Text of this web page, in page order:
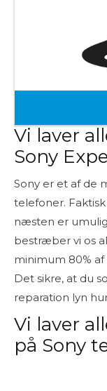
Vi laver
Sony
Sony er et af de
telefoner.
næsten er
bestræber vi os
minimum 80%
Det sikre, at du
reparation lyn
Vi laver
på Sony